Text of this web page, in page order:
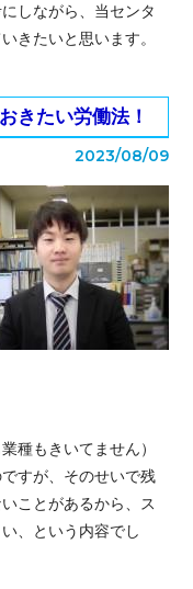
しながら、当センタ
きたいと思います。
きたい労働法！
2023/08/09
種もきいてません）
すが、そのせいで残
ことがあるから、ス
、という内容でし